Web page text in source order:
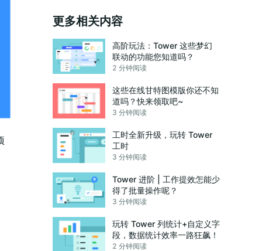
更多相关内容
高阶玩法：Tower 这些梦幻
联动的功能您知道吗？
2 分钟阅读
这些在线甘特图模版你还不知
道吗？快来领取吧~
3 分钟阅读
工时全新升级，玩转 Tower
工时
3 分钟阅读
Tower 进阶 | 工作提效怎能少
得了批量操作呢？
3 分钟阅读
玩转 Tower 列统计+自定义字
段，数据统计效率一路狂飙！
2 分钟阅读